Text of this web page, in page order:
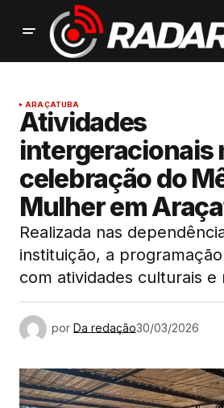
ARAÇATUBA
Atividades
intergeracionais
celebração do
Mulher em
Realizada nas
instituição, a
com atividades culturais e
por Da redação30/03/2026